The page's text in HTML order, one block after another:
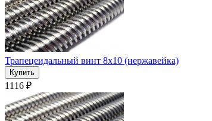
Трапецеидальный винт 8x10 (нержавейка)
1116 ₽